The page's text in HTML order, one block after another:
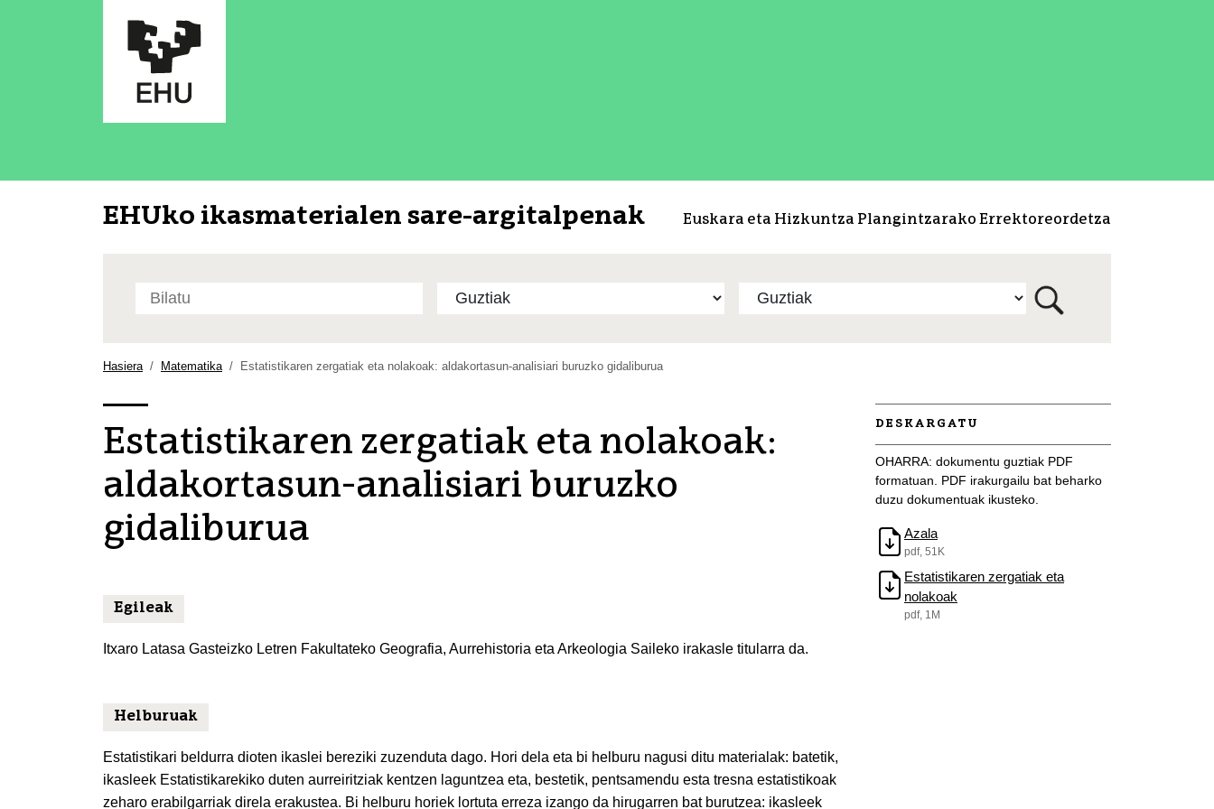
EHUko ikasmaterialen sare-argitalpenak Euskara eta Hizkuntza Plangintzarako Errektoreordetza
atarian
aurreratua…
Hasiera Matematika Estatistikaren zergatiak eta nolakoak: aldakortasun-analisiari buruzko gidaliburua
Estatistikaren zergatiak eta nolakoak:
aldakortasun-analisiari buruzko
gidaliburua
Egileak
Itxaro Latasa Gasteizko Letren Fakultateko Geografia, Aurrehistoria eta Arkeologia Saileko irakasle titularra da.
Helburuak
Estatistikari beldurra dioten ikaslei bereziki zuzenduta dago. Hori dela eta bi helburu nagusi ditu materialak: batetik,
ikasleek Estatistikarekiko duten aurreiritziak kentzen laguntzea eta, bestetik, pentsamendu esta tresna estatistikoak
zeharo erabilgarriak direla erakustea. Bi helburu horiek lortuta erreza izango da hirugarren bat burutzea: ikasleek
DESKARGATU
OHARRA: dokumentu guztiak PDF
formatuan. PDF irakurgailu bat beharko
duzu dokumentuak ikusteko.
Azala
pdf, 51K
Estatistikaren zergatiak eta
nolakoak
pdf, 1M